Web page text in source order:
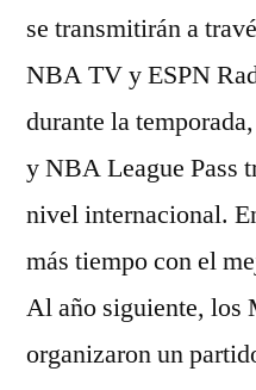
se transmitirán a
NBA TV y ESPN
durante la
y NBA League Pass
nivel internacional.
más tiempo con el
Al año siguiente, los
organizaron un